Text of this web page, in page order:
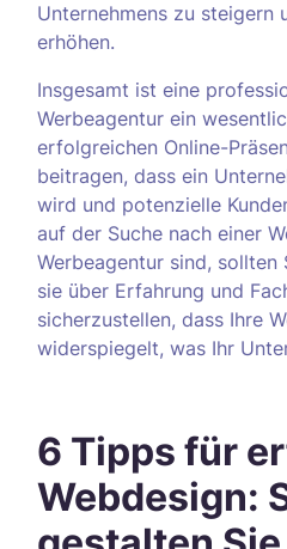
Unternehmens zu steigern
erhöhen.
Insgesamt ist eine
Werbeagentur ein
erfolgreichen Online-
beitragen, dass ein
wird und potenzielle
auf der Suche nach einer
Werbeagentur sind, sollten
sie über Erfahrung und
sicherzustellen, dass Ihre
widerspiegelt, was Ihr
6 Tipps für
Webdesign: